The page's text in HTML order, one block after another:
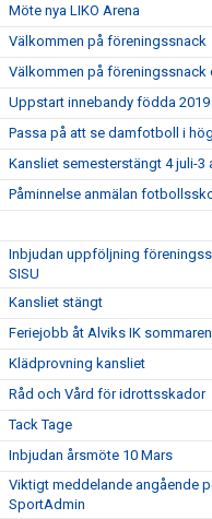
Möte nya LIKO Arena
Välkommen på föreningssnack
Välkommen på föreningssnack
Uppstart innebandy födda 2019
Passa på att se damfotboll i
Kansliet semesterstängt 4 juli-3
Påminnelse anmälan
Inbjudan uppföljning
SISU
Kansliet stängt
Feriejobb åt Alviks IK
Klädprovning kansliet
Råd och Vård för idrottsskador
Tack Tage
Inbjudan årsmöte 10 Mars
Viktigt meddelande angående
SportAdmin